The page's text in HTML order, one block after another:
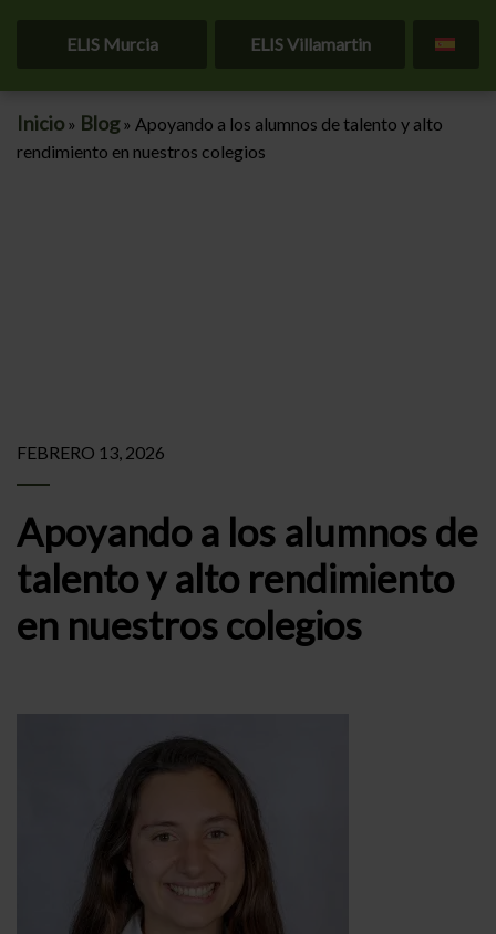
ELIS Murcia ELIS Villamartin
Inicio » Blog» Apoyando a los alumnos de talento y alto
rendimiento en nuestros colegios
FEBRERO 13, 2026
Apoyando a los alumnos de
talento y alto rendimiento
en nuestros colegios